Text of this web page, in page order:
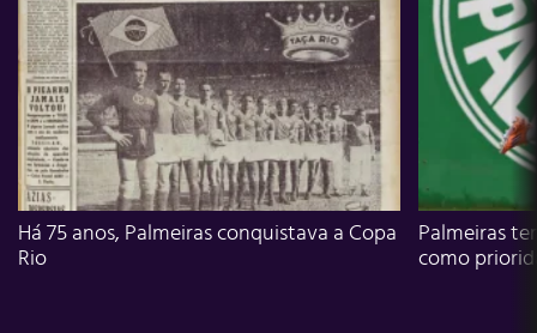
Há 75 anos, Palmeiras conquistava a Copa
Rio
Palmeiras
como